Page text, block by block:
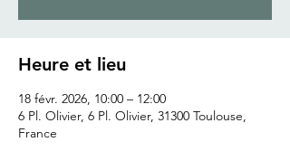
Heure et lieu
18 févr. 2026, 10:00 – 12:00
6 Pl. Olivier, 6 Pl. Olivier, 31300 Toulouse,
France